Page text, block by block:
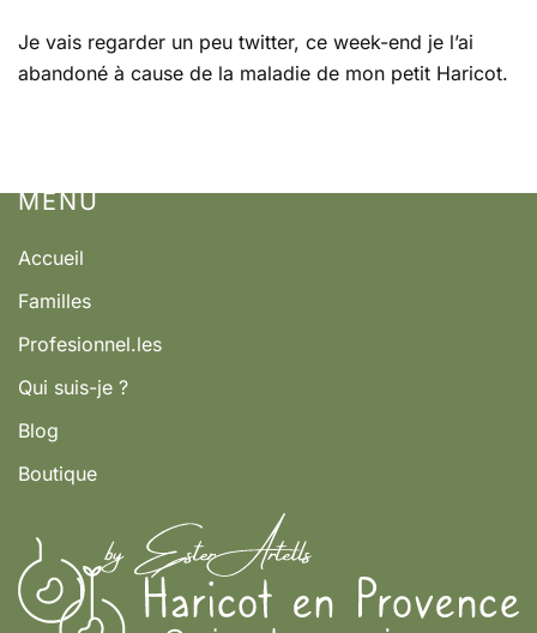
Je vais regarder un peu twitter, ce week-end je l’ai
abandoné à cause de la maladie de mon petit Haricot.
MENÚ
Accueil
Familles
Profesionnel.les
Qui suis-je ?
Blog
Boutique